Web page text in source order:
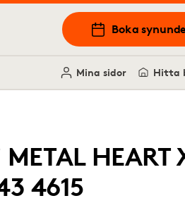
Boka
Mina sidor Hitta
HEART
4615